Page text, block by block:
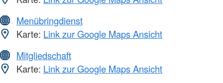
Menübringdienst
Karte: Link zur Google Maps Ansicht
Mitgliedschaft
Karte: Link zur Google Maps Ansicht